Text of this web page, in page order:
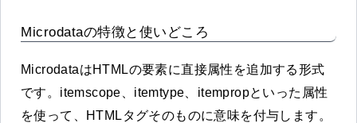
Microdataの特徴と使いどころ
MicrodataはHTMLの要素に直接属性を追加する形式
です。itemscope、itemtype、itempropといった属性
を使って、HTMLタグそのものに意味を付与します。